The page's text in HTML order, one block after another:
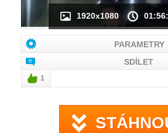
1920x1080
PARAMETRY
SDÍLET
1